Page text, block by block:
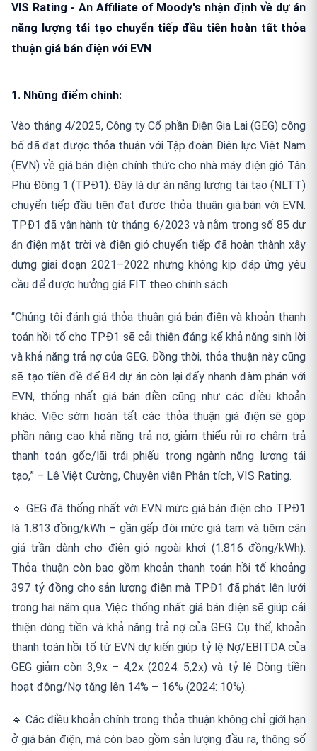
VIS Rating - An Affiliate of Moody's nhận định về dự án
năng lượng tái tạo chuyển tiếp đầu tiên hoàn tất thỏa
thuận giá bán điện với EVN
1. Những điểm chính:
Vào tháng 4/2025, Công ty Cổ phần Điện Gia Lai (GEG) công
bố đã đạt được thỏa thuận với Tập đoàn Điện lực Việt Nam
(EVN) về giá bán điện chính thức cho nhà máy điện gió Tân
Phú Đông 1 (TPĐ1). Đây là dự án năng lượng tái tạo (NLTT)
chuyển tiếp đầu tiên đạt được thỏa thuận giá bán với EVN.
TPĐ1 đã vận hành từ tháng 6/2023 và nằm trong số 85 dự
án điện mặt trời và điện gió chuyển tiếp đã hoàn thành xây
dựng giai đoạn 2021–2022 nhưng không kịp đáp ứng yêu
cầu để được hưởng giá FIT theo chính sách.
“Chúng tôi đánh giá thỏa thuận giá bán điện và khoản thanh
toán hồi tố cho TPĐ1 sẽ cải thiện đáng kể khả năng sinh lời
và khả năng trả nợ của GEG. Đồng thời, thỏa thuận này cũng
sẽ tạo tiền đề để 84 dự án còn lại đẩy nhanh đàm phán với
EVN, thống nhất giá bán điền cũng như các điều khoản
khác. Việc sớm hoàn tất các thỏa thuận giá điện sẽ góp
phần nâng cao khả năng trả nợ, giảm thiểu rủi ro chậm trả
thanh toán gốc/lãi trái phiếu trong ngành năng lượng tái
tạo,” – Lê Việt Cường, Chuyên viên Phân tích, VIS Rating.
🔹 GEG đã thống nhất với EVN mức giá bán điện cho TPĐ1
là 1.813 đồng/kWh – gần gấp đôi mức giá tạm và tiệm cận
giá trần dành cho điện gió ngoài khơi (1.816 đồng/kWh).
Thỏa thuận còn bao gồm khoản thanh toán hồi tố khoảng
397 tỷ đồng cho sản lượng điện mà TPĐ1 đã phát lên lưới
trong hai năm qua. Việc thống nhất giá bán điện sẽ giúp cải
thiện dòng tiền và khả năng trả nợ của GEG. Cụ thể, khoản
thanh toán hồi tố từ EVN dự kiến giúp tỷ lệ Nợ/EBITDA của
GEG giảm còn 3,9x – 4,2x (2024: 5,2x) và tỷ lệ Dòng tiền
hoạt động/Nợ tăng lên 14% – 16% (2024: 10%).
🔹 Các điều khoản chính trong thỏa thuận không chỉ giới hạn
ở giá bán điện, mà còn bao gồm sản lượng đầu ra, thông số